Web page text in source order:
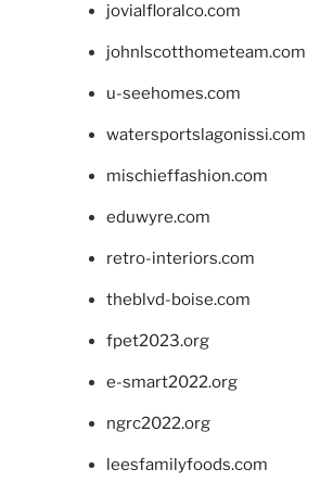
jovialfloralco.com
johnlscotthometeam.com
u-seehomes.com
watersportslagonissi.com
mischieffashion.com
eduwyre.com
retro-interiors.com
theblvd-boise.com
fpet2023.org
e-smart2022.org
ngrc2022.org
leesfamilyfoods.com